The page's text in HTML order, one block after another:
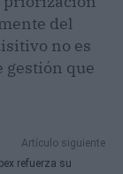
del
no es
gestión que
Artículo siguiente
refuerza su